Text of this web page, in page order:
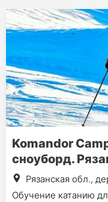
Komandor
сноуборд.
Рязанская обл.,
Обучение катанию